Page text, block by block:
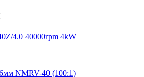
4.0 40000rpm 4kW
NMRV-40 (100:1)